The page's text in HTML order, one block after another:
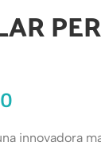
innovadora